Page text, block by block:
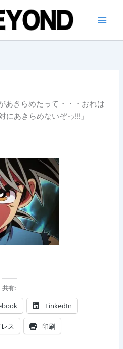
あきらめたって・・・おれは
にあきらめないぞっ!!!」
共有:
LinkedIn
ス 印刷